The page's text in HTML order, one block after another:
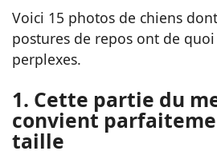
Voici 15 photos de chiens
postures de repos ont de
perplexes.
1. Cette partie du
convient
taille